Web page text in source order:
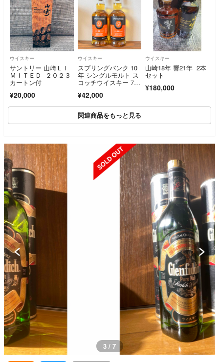
ウイスキー
サントリー 山崎ＬＩ
ＭＩＴＥＤ ２０２３
カートン付
¥20,000
ウイスキー
スプリングバンク 10
年 シングルモルト ス
コッチウイスキー 700
¥42,000
ウイスキー
山崎18年 響21年 2本
セット
¥180,000
関連商品をもっと見る
SOLD OUT
3 / 7